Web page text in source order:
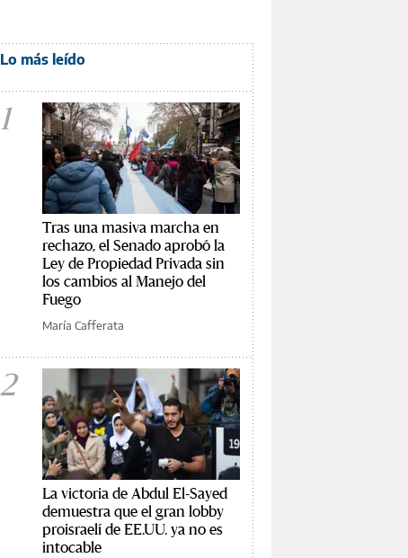
Lo más leído
1
Tras una masiva marcha en
rechazo, el Senado aprobó la
Ley de Propiedad Privada sin
los cambios al Manejo del
Fuego
María Cafferata
2
La victoria de Abdul El-Sayed
demuestra que el gran lobby
proisraelí de EE.UU. ya no es
intocable